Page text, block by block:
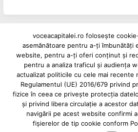
Reclame și advertoriale pe
Powered byINFINITUS
voceacapitalei.ro folosește
asemănătoare pentru a-ți îmbunătăți
website, pentru a-ți oferi conținut și
pentru a analiza traficul și audiența
actualizat politicile cu cele mai recente
Regulamentul (UE) 2016/679 privind
fizice în ceea ce privește protecția
și privind libera circulație a acestor
navigării pe acest website confirmi
fișierelor de tip cookie conform